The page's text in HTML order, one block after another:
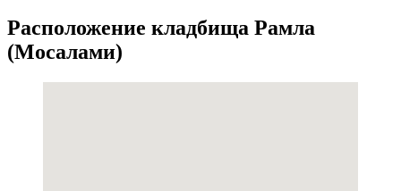
Расположение кладбища Рамла
(Мосалами)